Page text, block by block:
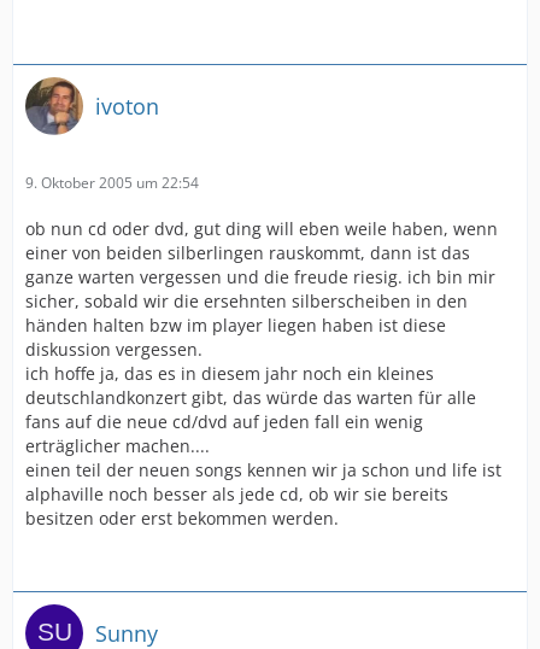
ivoton
9. Oktober 2005 um 22:54
ob nun cd oder dvd, gut ding will eben weile haben, wenn
einer von beiden silberlingen rauskommt, dann ist das
ganze warten vergessen und die freude riesig. ich bin mir
sicher, sobald wir die ersehnten silberscheiben in den
händen halten bzw im player liegen haben ist diese
diskussion vergessen.
ich hoffe ja, das es in diesem jahr noch ein kleines
deutschlandkonzert gibt, das würde das warten für alle
fans auf die neue cd/dvd auf jeden fall ein wenig
erträglicher machen....
einen teil der neuen songs kennen wir ja schon und life ist
alphaville noch besser als jede cd, ob wir sie bereits
besitzen oder erst bekommen werden.
Sunny